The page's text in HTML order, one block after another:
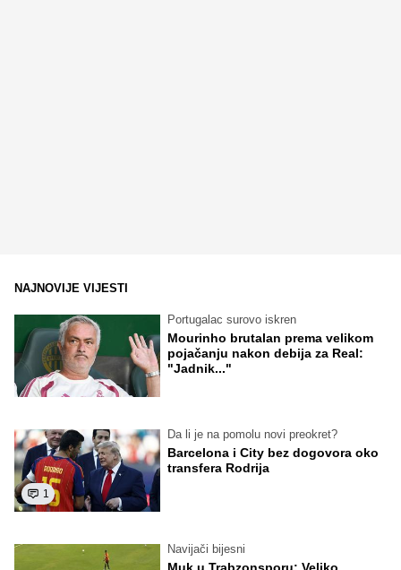
NAJNOVIJE VIJESTI
Portugalac surovo iskren
Mourinho brutalan prema velikom
pojačanju nakon debija za Real:
"Jadnik..."
1
Da li je na pomolu novi preokret?
Barcelona i City bez dogovora oko
transfera Rodrija
Navijači bijesni
Muk u Trabzonsporu: Veliko